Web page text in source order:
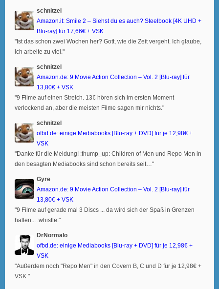
schnitzel
Amazon.it: Smile 2 – Siehst du es auch? Steelbook [4K UHD +
Blu-ray] für 17,66€ + VSK
"Ist das schon zwei Wochen her? Gott, wie die Zeit vergeht. Ich glaube,
ich arbeite zu viel."
schnitzel
Amazon.de: 9 Movie Action Collection – Vol. 2 [Blu-ray] für
13,80€ + VSK
"9 Filme auf einen Streich. 13€ hören sich im ersten Moment
verlockend an, aber die meisten Filme sagen mir nichts."
schnitzel
ofbd.de: einige Mediabooks [Blu-ray + DVD] für je 12,98€ +
VSK
"Danke für die Meldung! :thump_up: Children of Men und Repo Men in
den besagten Mediabooks sind schon bereits seit…"
Gyre
Amazon.de: 9 Movie Action Collection – Vol. 2 [Blu-ray] für
13,80€ + VSK
"9 Filme auf gerade mal 3 Discs ... da wird sich der Spaß in Grenzen
halten... :whistle:"
DrNormalo
ofbd.de: einige Mediabooks [Blu-ray + DVD] für je 12,98€ +
VSK
"Außerdem noch "Repo Men" in den Covern B, C und D für je 12,98€ +
VSK."